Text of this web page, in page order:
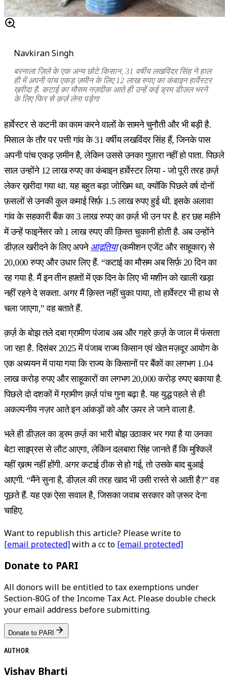
Navkiran Singh
बरनाला ज़िले के एक अन्य छोटे किसान, 31 वर्षीय लखविंदर सिंह ने हाल
ही में अपनी पांच एकड़ ज़मीन के लिए 12 लाख रुपए का कंबाइन हार्वेस्टर
ख़रीदा है. कटाई का मौसम नज़दीक आते ही उन्हें कई ड्रम डीज़ल भरने
के लिए फिर से क़र्ज़ लेना पड़ेगा
हार्वेस्टर से कटनी का काम करने वालों के सामने चुनौती और भी बड़ी है.
मिसाल के तौर पर पत्ती गांव के 31 वर्षीय लखविंदर सिंह हैं, जिनके पास
अपनी पांच एकड़ ज़मीन है, लेकिन उससे उनका गुज़ारा नहीं हो पाता. पिछले
साल उन्होंने 12 लाख रुपए का कंबाइन हार्वेस्टर लिया - जो पूरी तरह क़र्ज़
लेकर ख़रीदा गया था. यह बहुत बड़ा जोखिम था, क्योंकि पिछले वर्ष दोनों
फ़सलों से उनकी कुल कमाई सिर्फ़ 1.5 लाख रुपए हुई थी. इसके अलावा
गांव के सहकारी बैंक का 3 लाख रुपए का क़र्ज़ भी उन पर है. हर छह महीने
में उन्हें फाइनेंसर को 1 लाख रुपए की क़िस्त चुकानी होती है. अब उन्होंने
डीज़ल खरीदने के लिए अपने आढ़तिया(कमीशन एजेंट और साहूकार) से
20,000 रुपए और उधार लिए हैं. “कटाई का मौसम अब सिर्फ़ 20 दिन का
रह गया है. मैं इन तीन हफ़्तों में एक दिन के लिए भी मशीन को खाली खड़ा
नहीं रहने दे सकता. अगर मैं क़िस्त नहीं चुका पाया, तो हार्वेस्टर भी हाथ से
चला जाएगा,” वह बताते हैं.
क़र्ज़ के बोझ तले दबा ग्रामीण पंजाब अब और गहरे क़र्ज़ के जाल में फंसता
जा रहा है. दिसंबर 2025 में पंजाब राज्य किसान एवं खेत मज़दूर आयोग के
एक अध्ययन में पाया गया कि राज्य के किसानों पर बैंकों का लगभग 1.04
लाख करोड़ रुपए और साहूकारों का लगभग 20,000 करोड़ रुपए बकाया है.
पिछले दो दशकों में ग्रामीण क़र्ज़ पांच गुना बढ़ा है. यह युद्ध पहले से ही
अकल्पनीय नज़र आते इन आंकड़ों को और ऊपर ले जाने वाला है.
भले ही डीज़ल का ड्रम क़र्ज़ का भारी बोझ उठाकर भर गया है या उनका
बेटा साइप्रस से लौट आएगा, लेकिन दलबारा सिंह जानते हैं कि मुश्किलें
यहीं ख़त्म नहीं होंगी. अगर कटाई ठीक से हो गई, तो उसके बाद बुआई
आएगी. “मैंने सुना है, डीज़ल की तरह खाद भी उसी रास्ते से आती है?” वह
पूछते हैं. यह एक ऐसा सवाल है, जिसका जवाब सरकार को ज़रूर देना
चाहिए.
Want to republish this article? Please write to
[email protected]with a cc to [email protected]
Donate to PARI
All donors will be entitled to tax exemptions under
Section-80G of the Income Tax Act. Please double check
your email address before submitting.
Donate to PARI
AUTHOR
Vishav Bharti